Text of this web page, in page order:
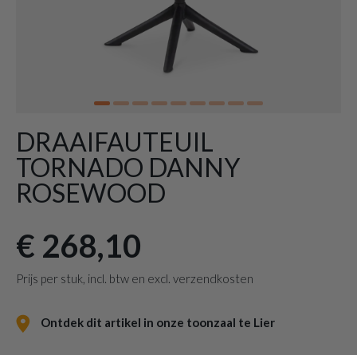
DRAAIFAUTEUIL
TORNADO DANNY
ROSEWOOD
€ 268,10
Prijs per stuk, incl. btw en excl. verzendkosten
Ontdek dit artikel in onze toonzaal te Lier